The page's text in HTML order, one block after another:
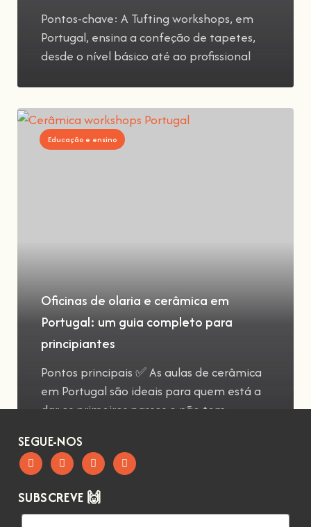
Pontos-chave: A Tufting workshops, em
Portugal, ensina a confeção de tapetes,
desde o nível básico até ao profissional
Educação e ensino
Oficinas de olaria e cerâmica em
Portugal: um guia completo para
principiantes
Pontos principais ✅ As aulas de cerâmica
em Portugal são ideais para quem está a
dar os primeiros passos e não tem
SEGUE-NOS
SUBSCREVE 🙌